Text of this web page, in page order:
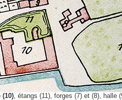
(10), étangs (11), forges (7) et (8), halle